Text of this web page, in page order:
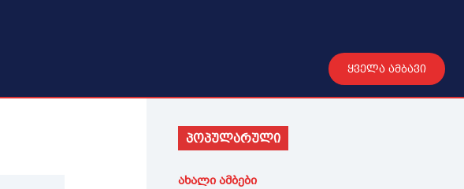
ყველა ამბავი
პოპულარული
ახალი ამბები